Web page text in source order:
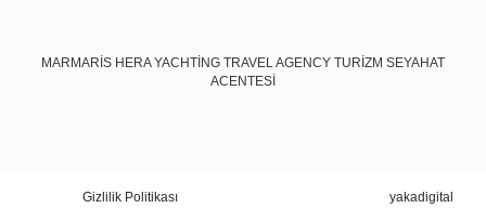
MARMARİS HERA YACHTİNG TRAVEL AGENCY TURİZM SEYAHAT
ACENTESİ
Gizlilik Politikası yakadigital